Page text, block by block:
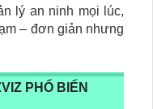
lý an ninh mọi lúc,
– đơn giản nhưng
PHỔ BIẾN